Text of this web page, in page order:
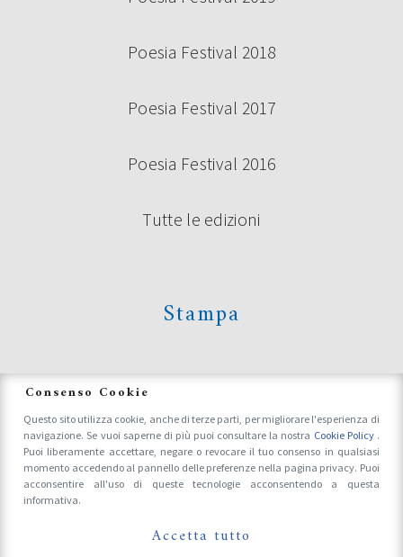
Poesia Festival 2018
Poesia Festival 2017
Poesia Festival 2016
Tutte le edizioni
Stampa
Accrediti Stampa e Fotografi
Follow Us On
Consenso Cookie
Questo sito utilizza cookie, anche di terze parti, per migliorare l'esperienza di
navigazione. Se vuoi saperne di più puoi consultare la nostra Cookie Policy .
Puoi liberamente accettare, negare o revocare il tuo consenso in qualsiasi
momento accedendo al pannello delle preferenze nella pagina privacy. Puoi
acconsentire all'uso di queste tecnologie acconsentendo a questa
informativa.
Accetta tutto